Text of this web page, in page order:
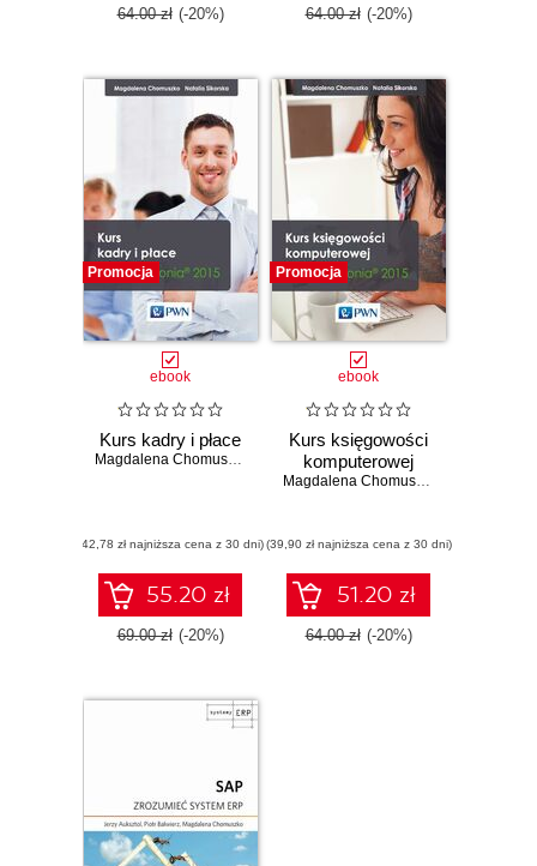
64.00 zł (-20%) 64.00 zł (-20%)
Promocja
ebook
Kurs kadry i płace
Magdalena Chomuszko Natalia Sikorska
(42,78 zł najniższa cena z 30 dni)
55.20 zł
69.00 zł (-20%)
Promocja
ebook
Kurs księgowości
komputerowej
Magdalena Chomuszko
(39,90 zł najniższa cena z 30 dni)
51.20 zł
64.00 zł (-20%)